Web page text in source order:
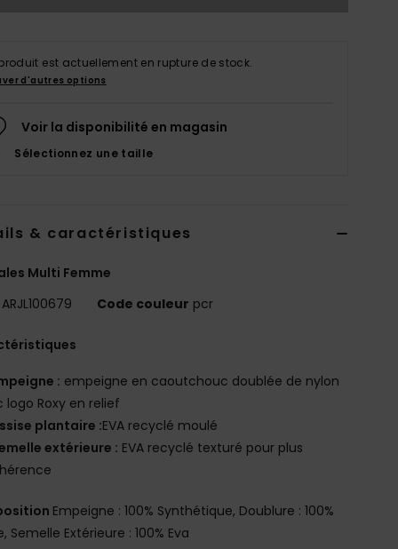
est actuellement en rupture de stock.
d'autres options
Voir la disponibilité en magasin
Sélectionnez une taille
& caractéristiques
Multi Femme
ARJL100679 Code couleur pcr
: empeigne en caoutchouc doublée de nylon
logo Roxy en relief
plantaire :EVA recyclé moulé
extérieure : EVA recyclé texturé pour plus
Empeigne : 100% Synthétique, Doublure : 100%
Semelle Extérieure : 100% Eva